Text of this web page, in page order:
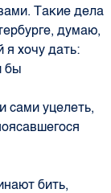
Такие дела
думаю,
я хочу дать:
бы
сами уцелеть,
бить,